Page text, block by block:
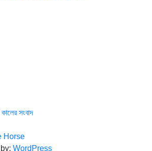
কালের সংবাদ
Horse
WordPress